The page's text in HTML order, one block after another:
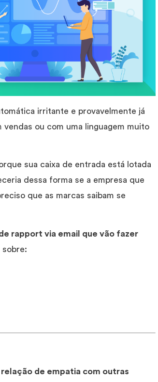
irritante e provavelmente já
ou com uma linguagem muito
sua caixa de entrada está lotada
dessa forma se a empresa que
que as marcas saibam se
rapport via email que vão fazer
sobre:
relação de empatia com outras